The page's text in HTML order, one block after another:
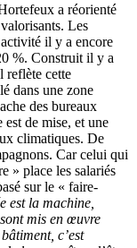
a réorienté
Les
il y a encore
%. Construit il y a
reflète cette
dans une zone
des bureaux
de mise, et une
climatiques. De
Car celui qui
» place les salariés
sur le « faire-
est la machine,
mis en œuvre
c’est